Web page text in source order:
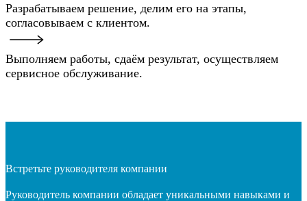
Разрабатываем решение, делим его на этапы,
согласовываем с клиентом.
Выполняем работы, сдаём результат, осуществляем
сервисное обслуживание.
Встретьте руководителя компании
Руководитель компании обладает уникальными навыками и